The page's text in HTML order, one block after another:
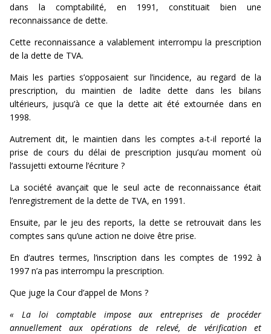
dans la comptabilité, en 1991, constituait bien une
reconnaissance de dette.
Cette reconnaissance a valablement interrompu la prescription
de la dette de TVA.
Mais les parties s’opposaient sur l’incidence, au regard de la
prescription, du maintien de ladite dette dans les bilans
ultérieurs, jusqu’à ce que la dette ait été extournée dans en
1998.
Autrement dit, le maintien dans les comptes a-t-il reporté la
prise de cours du délai de prescription jusqu’au moment où
l’assujetti extourne l’écriture ?
La société avançait que le seul acte de reconnaissance était
l’enregistrement de la dette de TVA, en 1991.
Ensuite, par le jeu des reports, la dette se retrouvait dans les
comptes sans qu’une action ne doive être prise.
En d’autres termes, l’inscription dans les comptes de 1992 à
1997 n’a pas interrompu la prescription.
Que juge la Cour d’appel de Mons ?
« La loi comptable impose aux entreprises de procéder
annuellement aux opérations de relevé, de vérification et